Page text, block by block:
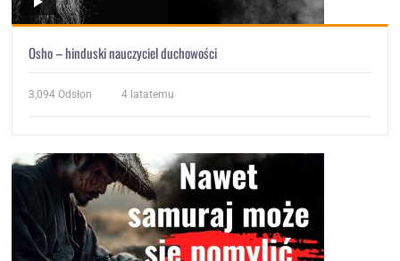
Osho – hinduski nauczyciel duchowości
3,094 Odsłon 4 latatemu